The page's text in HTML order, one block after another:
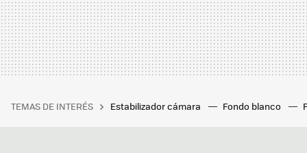
TEMAS DE INTERÉS Estabilizador cámara Fondo blanco